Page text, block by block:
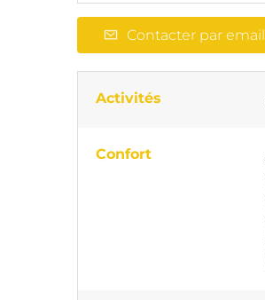
Contacter par email
Activités
Confort